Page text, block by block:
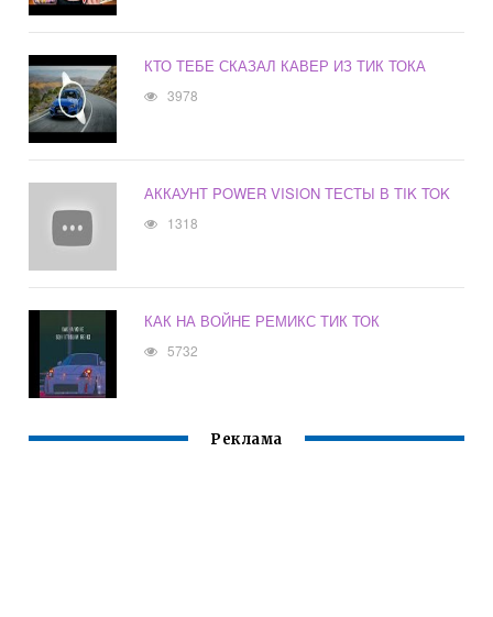
КТО ТЕБЕ СКАЗАЛ КАВЕР ИЗ ТИК ТОКА
3978
АККАУНТ POWER VISION ТЕСТЫ В TIK TOK
1318
КАК НА ВОЙНЕ РЕМИКС ТИК ТОК
5732
Реклама